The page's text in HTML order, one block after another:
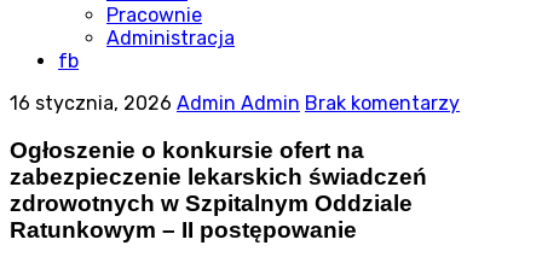
Pracownie
Administracja
fb
16 stycznia, 2026 Admin Admin Brak komentarzy
Ogłoszenie o konkursie ofert na
zabezpieczenie lekarskich świadczeń
zdrowotnych w Szpitalnym Oddziale
Ratunkowym – II postępowanie